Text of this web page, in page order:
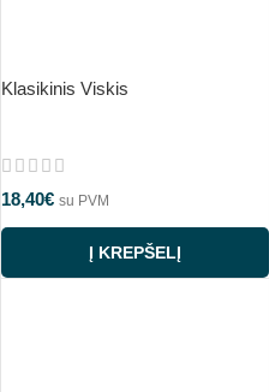
Klasikinis Viskis
18,40€ su PVM
Į KREPŠELĮ